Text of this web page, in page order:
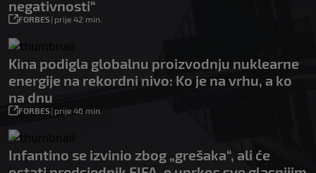
negativnosti“
FORBES| prije 42 min.
Kina podigla globalnu proizvodnju nuklearne
energije na rekordni nivo: Ko je na vrhu, a ko
na dnu
FORBES| prije 46 min.
Infantino se izvinio zbog „grešaka“, ali će